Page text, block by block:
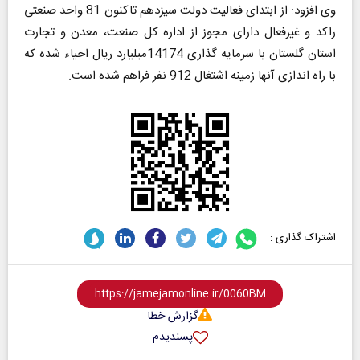
وی افزود: از ابتدای فعالیت دولت سیزدهم تاکنون 81 واحد صنعتی
راکد و غیرفعال دارای مجوز از اداره کل صنعت، معدن و تجارت
استان گلستان با سرمایه گذاری 14174میلیارد ریال احیاء شده که
با راه اندازی آنها زمینه اشتغال 912 نفر فراهم شده است
.
اشتراک گذاری :
گزارش خطا
پسندیدم